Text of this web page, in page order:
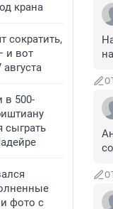
крана
сократить,
и вот
в 500-
сыграть
фото с